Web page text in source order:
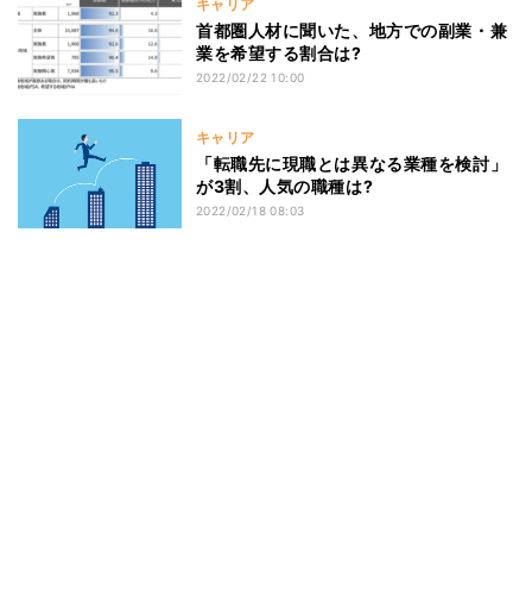
キャリア
首都圏人材に聞いた、地方での副業・兼
業を希望する割合は?
2022/02/22 10:00
キャリア
「転職先に現職とは異なる業種を検討」
が3割、人気の職種は?
2022/02/18 08:03